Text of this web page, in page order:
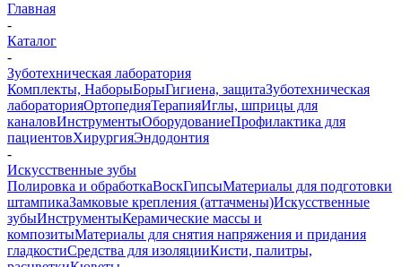
Главная
-
Каталог
-
Зуботехническая лаборатория
Комплекты, НаборыБорыГигиена, защитаЗуботехническая
лабораторияОртопедияТерапияИглы, шприцы для
каналовИнструментыОборудованиеПрофилактика для
пациентовХирургияЭндодонтия
-
Искусственные зубы
Полировка и обработкаВоскГипсыМатериалы для подготовки
штампикаЗамковые крепления (аттачмены)Искусственные
зубыИнструментыКерамические массы и
композитыМатериалы для снятия напряжения и придания
гладкостиСредства для изоляцииКисти, палитры,